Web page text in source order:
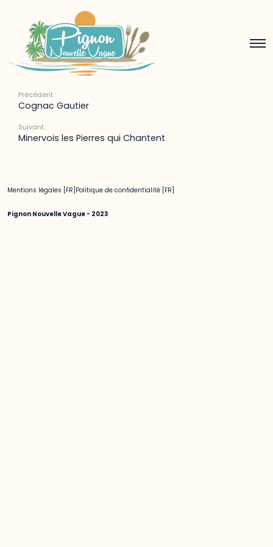
Bordeaux
6 avril 2022
Précédent :
Cognac Gautier
Suivant :
Minervois les Pierres qui Chantent
Mentions légales [FR] Politique de confidentialité [FR]
Pignon Nouvelle Vague - 2023